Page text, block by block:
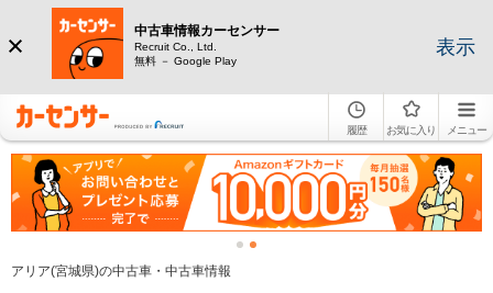
中古車情報カーセンサー
Recruit Co., Ltd.
無料 － Google Play
表示
履歴 お気に入り メニュー
アリア(宮城県)の中古車・中古車情報